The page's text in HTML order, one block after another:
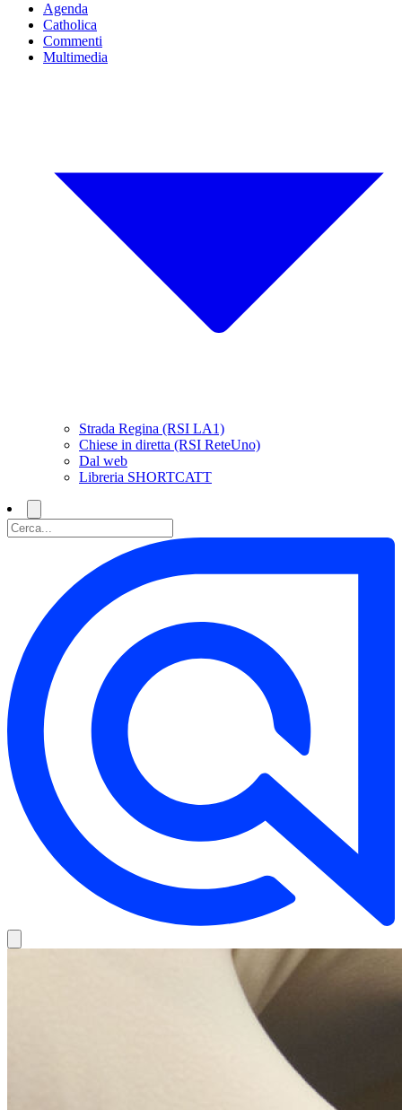
Agenda
Catholica
Commenti
Multimedia
Strada Regina (RSI LA1)
Chiese in diretta (RSI ReteUno)
Dal web
Libreria SHORTCATT